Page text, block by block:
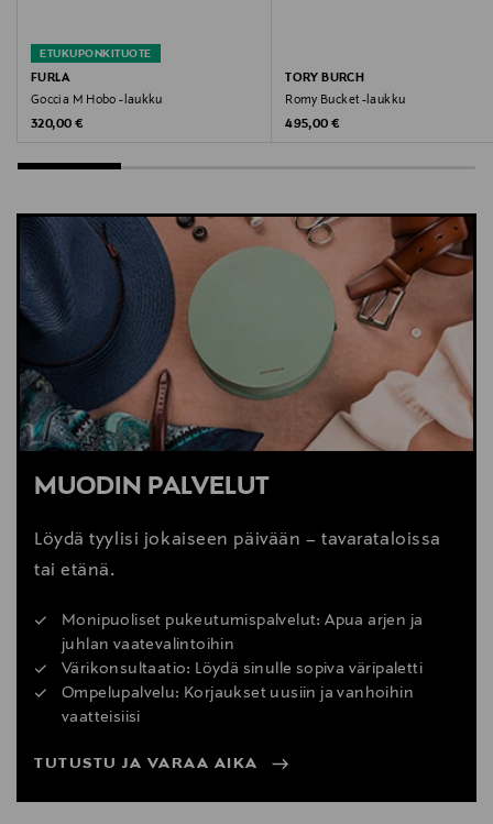
ETUKUPONKITUOTE
FURLA
Goccia M Hobo -laukku
Original Price
320,00 €
TORY BURCH
Romy Bucket -laukku
Original Price
495,00 €
MUODIN PALVELUT
Löydä tyylisi jokaiseen päivään – tavarataloissa
tai etänä.
Monipuoliset pukeutumispalvelut: Apua arjen ja
juhlan vaatevalintoihin
Värikonsultaatio: Löydä sinulle sopiva väripaletti
Ompelupalvelu: Korjaukset uusiin ja vanhoihin
vaatteisiisi
TUTUSTU JA VARAA AIKA